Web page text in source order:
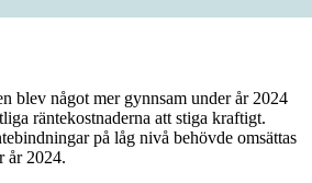
blev något mer gynnsam under år 2024
räntekostnaderna att stiga kraftigt.
på låg nivå behövde omsättas
år 2024.